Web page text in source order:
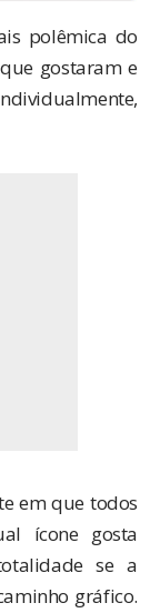
polêmica do
gostaram e
em que todos
ícone gosta
se a
gráfico.